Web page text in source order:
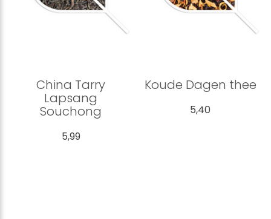
China Tarry
Lapsang
Souchong
5,99
Koude Dagen thee
5,40